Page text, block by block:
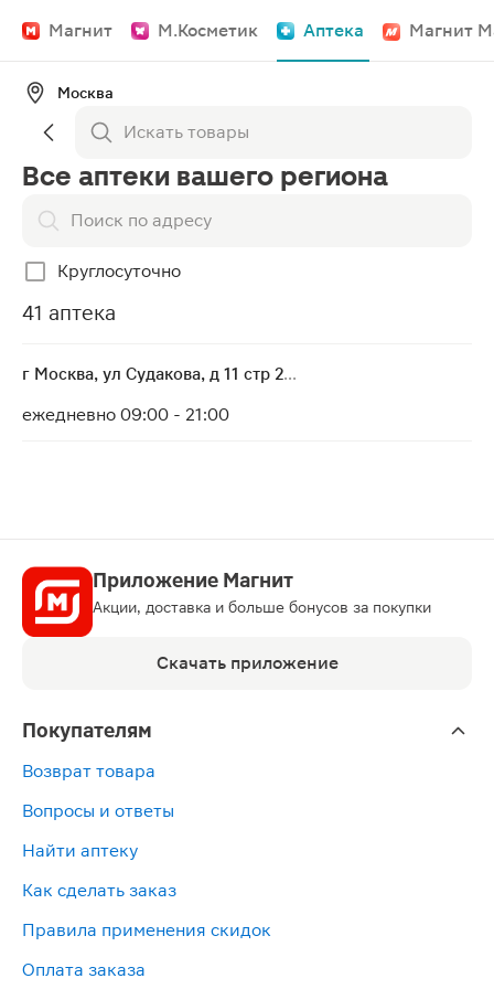
Магнит М.Косметик Аптека Магнит
Москва
Все аптеки вашего региона
Круглосуточно
41 аптека
г Москва, ул Судакова, д 11 стр 2...
ежедневно 09:00 - 21:00
Приложение Магнит
Акции, доставка и больше бонусов за покупки
Скачать приложение
Покупателям
Возврат товара
Вопросы и ответы
Найти аптеку
Как сделать заказ
Правила применения скидок
Оплата заказа